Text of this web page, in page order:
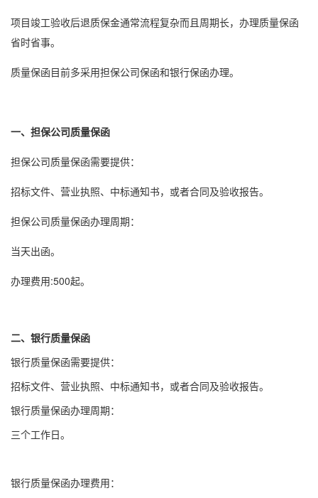
项目竣工验收后退质保金通常流程复杂而且周期长，办理质量保函
省时省事。
质量保函目前多采用担保公司保函和银行保函办理。
一、担保公司质量保函
担保公司质量保函需要提供：
招标文件、营业执照、中标通知书，或者合同及验收报告。
担保公司质量保函办理周期：
当天出函。
办理费用:500起。
二、银行质量保函
银行质量保函需要提供：
招标文件、营业执照、中标通知书，或者合同及验收报告。
银行质量保函办理周期：
三个工作日。
银行质量保函办理费用：